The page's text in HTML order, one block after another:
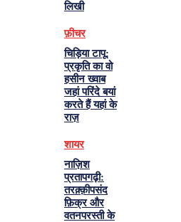
लिखी
फ़ीचर
चिड़िया टापू:
प्रकृति का वो
हसीन ख्वाब
जहां परिंदे बयां
करते हैं यहां के
राज़
शायर
नाज़िश
प्रतापगढ़ी:
तरक़्क़ीपसंद
फ़िक्र और
वतनपरस्ती के